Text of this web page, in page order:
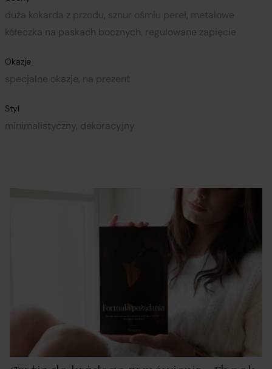
duża kokarda z przodu, sznur ośmiu pereł, metalowe
kółeczka na paskach bocznych, regulowane zapięcie
Okazje
specjalne okazje, na prezent
Styl
minimalistyczny, dekoracyjny